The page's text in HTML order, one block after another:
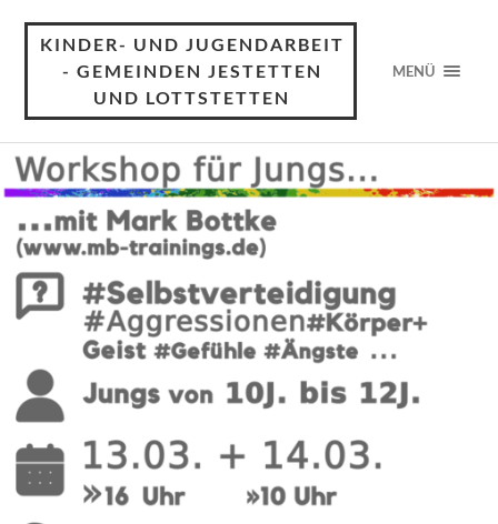
KINDER- UND JUGENDARBEIT
- GEMEINDEN JESTETTEN
UND LOTTSTETTEN
MENÜ